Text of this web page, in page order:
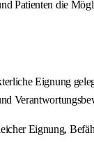
Patienten die
Eignung
Eignung,